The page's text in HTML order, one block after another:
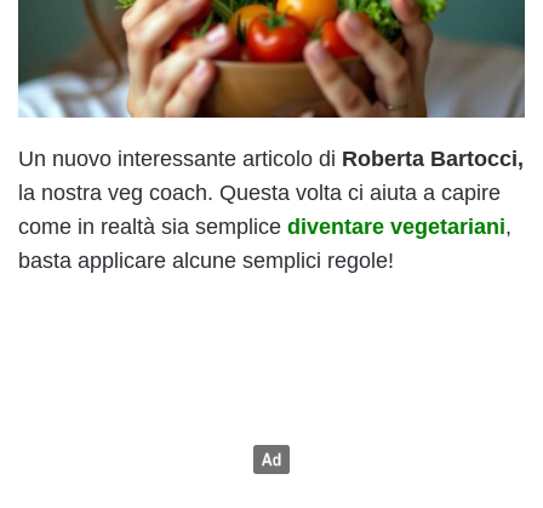
Un nuovo interessante articolo di Roberta Bartocci,
la nostra veg coach. Questa volta ci aiuta a capire
come in realtà sia semplice diventare vegetariani,
basta applicare alcune semplici regole!